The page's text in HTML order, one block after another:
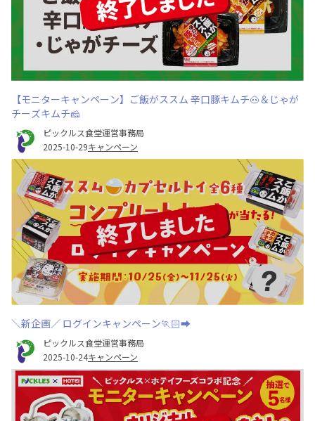
【モニターキャンペーン】ご飯がススム 辛口豚キムチ🐽＆じゃが
チーズキムチ🧀
ピックルス食堂運営事務局
2025-10-29キャンペーン
＼新企画／ ログインキャンペーン🏃🏻‍➡️
ピックルス食堂運営事務局
2025-10-24キャンペーン